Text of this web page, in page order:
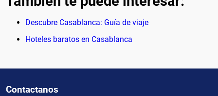
Descubre Casablanca: Guía de viaje
Hoteles baratos en Casablanca
Contactanos